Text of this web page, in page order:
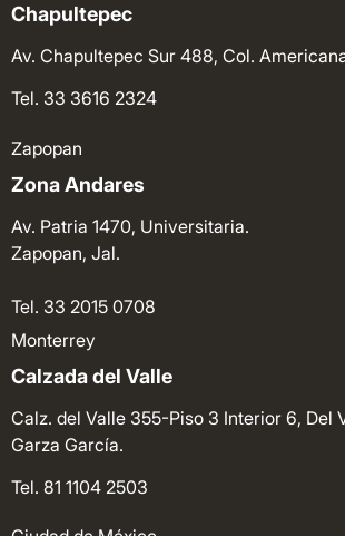
Chapultepec
Av. Chapultepec Sur 488, Col.
Tel. 33 3616 2324
Zapopan
Zona Andares
Av. Patria 1470, Universitaria.
Zapopan, Jal.
Tel. 33 2015 0708
Monterrey
Calzada del Valle
Calz. del Valle 355-Piso 3 Interior 6, Del
Garza García.
Tel. 81 1104 2503